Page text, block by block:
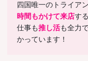
四国唯一のトライア
時間もかけて来店す
仕事も推し活も全力
かっています！